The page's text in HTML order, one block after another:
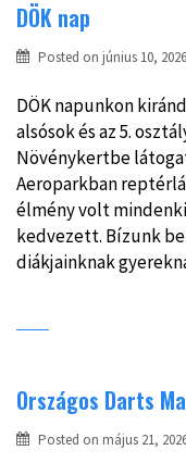
DÖK nap
Posted on június 10, 2026
DÖK napunkon
alsósok és az 5.
Növénykertbe
Aeroparkban
élmény volt
kedvezett. Bízunk
diákjainknak
Országos Darts
Posted on május 21,